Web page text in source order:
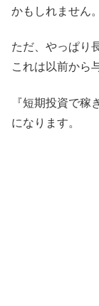
かもしれません。
ただ、やっぱり
これは以前から
『短期投資で
になります。